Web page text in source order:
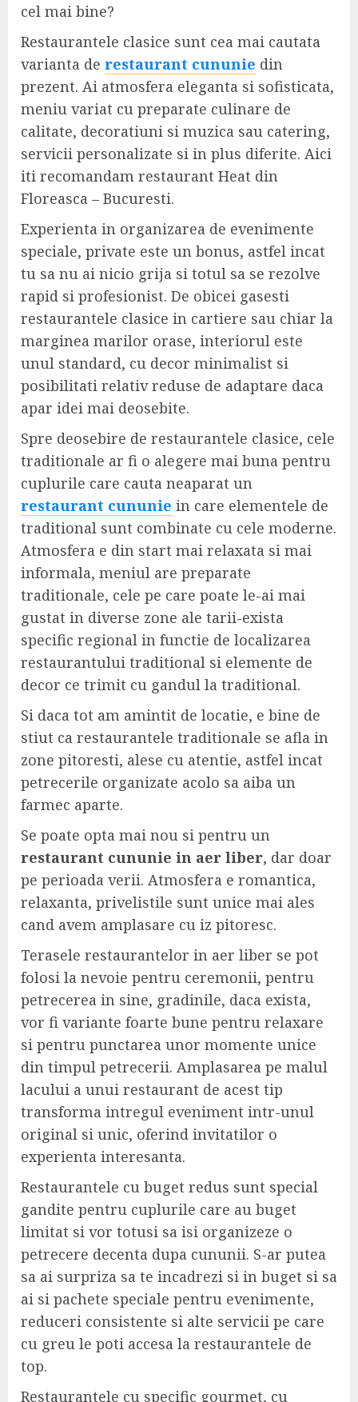
cel mai bine?
Restaurantele clasice sunt cea mai cautata
varianta de restaurant cununie din
prezent. Ai atmosfera eleganta si sofisticata,
meniu variat cu preparate culinare de
calitate, decoratiuni si muzica sau catering,
servicii personalizate si in plus diferite. Aici
iti recomandam restaurant Heat din
Floreasca – Bucuresti.
Experienta in organizarea de evenimente
speciale, private este un bonus, astfel incat
tu sa nu ai nicio grija si totul sa se rezolve
rapid si profesionist. De obicei gasesti
restaurantele clasice in cartiere sau chiar la
marginea marilor orase, interiorul este
unul standard, cu decor minimalist si
posibilitati relativ reduse de adaptare daca
apar idei mai deosebite.
Spre deosebire de restaurantele clasice, cele
traditionale ar fi o alegere mai buna pentru
cuplurile care cauta neaparat un
restaurant cununie in care elementele de
traditional sunt combinate cu cele moderne.
Atmosfera e din start mai relaxata si mai
informala, meniul are preparate
traditionale, cele pe care poate le-ai mai
gustat in diverse zone ale tarii-exista
specific regional in functie de localizarea
restaurantului traditional si elemente de
decor ce trimit cu gandul la traditional.
Si daca tot am amintit de locatie, e bine de
stiut ca restaurantele traditionale se afla in
zone pitoresti, alese cu atentie, astfel incat
petrecerile organizate acolo sa aiba un
farmec aparte.
Se poate opta mai nou si pentru un
restaurant cununie in aer liber, dar doar
pe perioada verii. Atmosfera e romantica,
relaxanta, privelistile sunt unice mai ales
cand avem amplasare cu iz pitoresc.
Terasele restaurantelor in aer liber se pot
folosi la nevoie pentru ceremonii, pentru
petrecerea in sine, gradinile, daca exista,
vor fi variante foarte bune pentru relaxare
si pentru punctarea unor momente unice
din timpul petrecerii. Amplasarea pe malul
lacului a unui restaurant de acest tip
transforma intregul eveniment intr-unul
original si unic, oferind invitatilor o
experienta interesanta.
Restaurantele cu buget redus sunt special
gandite pentru cuplurile care au buget
limitat si vor totusi sa isi organizeze o
petrecere decenta dupa cununii. S-ar putea
sa ai surpriza sa te incadrezi si in buget si sa
ai si pachete speciale pentru evenimente,
reduceri consistente si alte servicii pe care
cu greu le poti accesa la restaurantele de
top.
Restaurantele cu specific gourmet, cu